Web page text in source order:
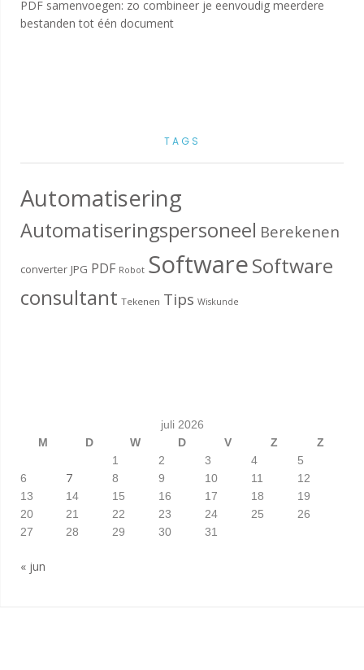
PDF samenvoegen: zo combineer je eenvoudig meerdere
bestanden tot één document
TAGS
Automatisering
Automatiseringspersoneel Berekenen
converter JPG PDF Robot SoftwareSoftware
consultant Tekenen Tips Wiskunde
juli 2026
M
D W D V Z
Z
1
2 3 4
5
6
7 8 9 10 11
12
13
14 15 16 17 18
19
20
21 22 23 24 25
26
27
28 29 30 31
« jun